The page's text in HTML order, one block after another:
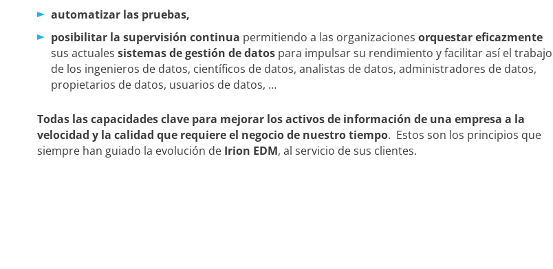
automatizar las pruebas,
posibilitar la supervisión continua permitiendo a las organizaciones orquestar eficazmente
sus actuales sistemas de gestión de datospara impulsar su rendimiento y facilitar así el trabajo
de los ingenieros de datos, científicos de datos, analistas de datos, administradores de datos,
propietarios de datos, usuarios de datos, …
Todas las capacidades clave para mejorar los activos de información de una empresa a la
velocidad y la calidad que requiere el negocio de nuestro tiempo. Estos son los principios que
siempre han guiado la evolución de Irion EDM, al servicio de sus clientes.